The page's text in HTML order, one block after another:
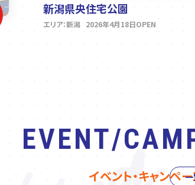
新潟県央住宅公園
エリア：新潟 2026年4月18日OPEN
EVENT/
イベント・キャンペ 一